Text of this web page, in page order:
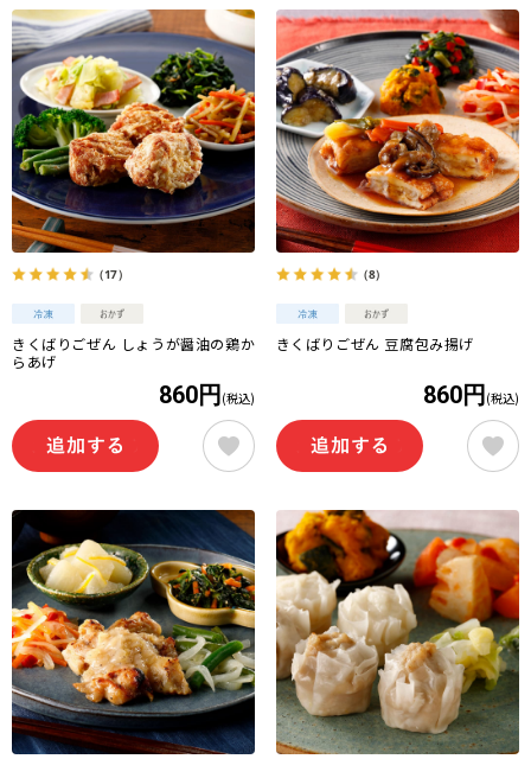
（17）
きくばりごぜん しょうが醤油の鶏か
らあげ
860円 (税込)
（8）
きくばりごぜん 豆腐包み揚げ
860円 (税込)